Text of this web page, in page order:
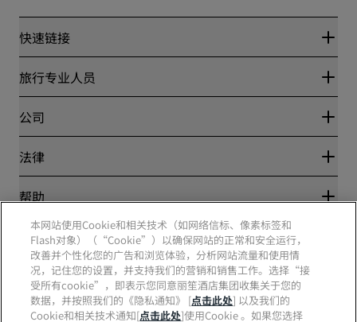
快速链接
丽赏会
Blog
目的地
丽笙酒店集团APP
体育认证酒店
家庭友好型酒店
旅行专业人员
合作伙伴
公司
丽笙酒店集团
工作机会 RHG
工作机会 PPHE
工作机会 EHL
The Club by RHG
发展机会
责任经营
采购
法律
隐私中心
丽赏会条款和条件
网站使用协议
数字无障碍
现代奴隶制声明
帮助
消费者警示
联系方式
常见问题
网站地图
社交媒体
丽笙酒店集团品牌
本网站使用Cookie和相关技术（如网络信标、像素标签和
Flash对象）（“Cookie”）以确保网站的正常和安全运行，
改善并个性化您的广告和浏览体验，分析网站流量和使用情
况，记住您的设置，并支持我们的营销和销售工作。选择“接
受所有cookie”，即表示您同意丽笙酒店集团收集关于您的
数据，并按照我们的《隐私通知》 [点击此处] 以及我们的
Cookie和相关技术通知[点击此处]使用Cookie 。如果您选择